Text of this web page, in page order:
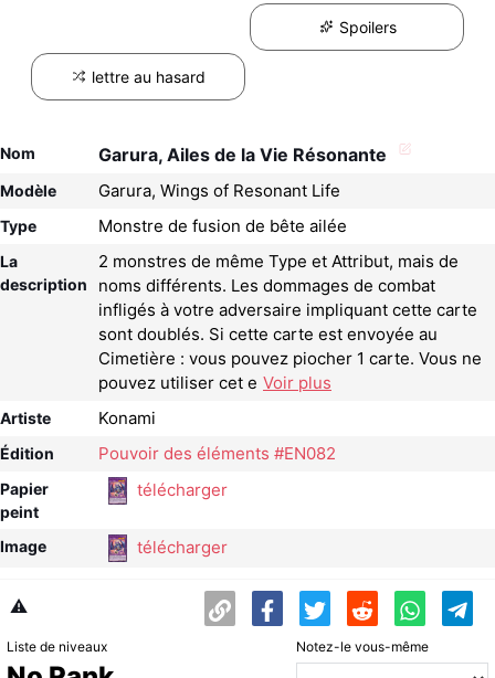
Spoilers
lettre au hasard
Nom Garura, Ailes de la Vie Résonante
Modèle Garura, Wings of Resonant Life
Type Monstre de fusion de bête ailée
La
description
2 monstres de même Type et Attribut, mais de
noms différents. Les dommages de combat
infligés à votre adversaire impliquant cette carte
sont doublés. Si cette carte est envoyée au
Cimetière : vous pouvez piocher 1 carte. Vous ne
pouvez utiliser cet e Voir plus
Artiste Konami
Édition Pouvoir des éléments #EN082
Papier
peint
télécharger
Image télécharger
⚠️
Liste de niveaux Notez-le vous-même